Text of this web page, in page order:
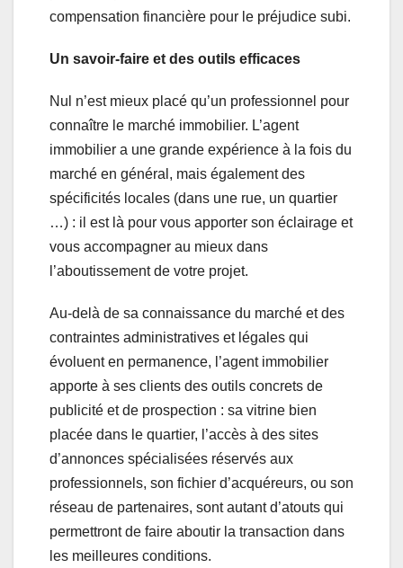
compensation financière pour le préjudice subi.
Un savoir-faire et des outils efficaces
Nul n’est mieux placé qu’un professionnel pour
connaître le marché immobilier. L’agent
immobilier a une grande expérience à la fois du
marché en général, mais également des
spécificités locales (dans une rue, un quartier
…) : il est là pour vous apporter son éclairage et
vous accompagner au mieux dans
l’aboutissement de votre projet.
Au-delà de sa connaissance du marché et des
contraintes administratives et légales qui
évoluent en permanence, l’agent immobilier
apporte à ses clients des outils concrets de
publicité et de prospection : sa vitrine bien
placée dans le quartier, l’accès à des sites
d’annonces spécialisées réservés aux
professionnels, son fichier d’acquéreurs, ou son
réseau de partenaires, sont autant d’atouts qui
permettront de faire aboutir la transaction dans
les meilleures conditions.